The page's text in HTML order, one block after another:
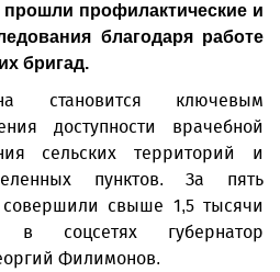
прошли профилактические и
благодаря работе
бригад.
становится ключевым
доступности врачебной
сельских территорий и
пунктов. За пять
свыше 1,5 тысячи
в соцсетях губернатор
Филимонов.